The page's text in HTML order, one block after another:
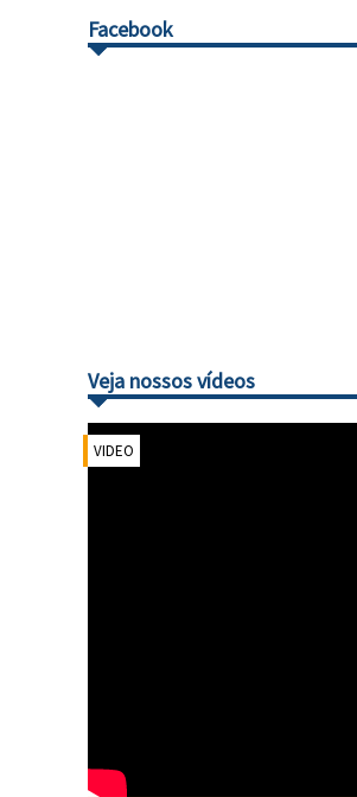
Facebook
Veja nossos vídeos
VIDEO